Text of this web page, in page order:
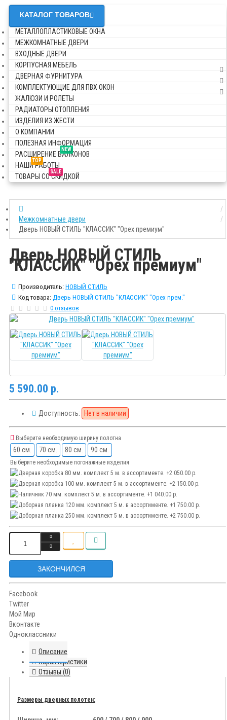
КАТАЛОГ ТОВАРОВ
МЕТАЛЛОПЛАСТИКОВЫЕ ОКНА
МЕЖКОМНАТНЫЕ ДВЕРИ
ВХОДНЫЕ ДВЕРИ
КОРПУСНАЯ МЕБЕЛЬ
ДВЕРНАЯ ФУРНИТУРА
КОМПЛЕКТУЮЩИЕ ДЛЯ ПВХ ОКОН
ЖАЛЮЗИ И РОЛЕТЫ
РАДИАТОРЫ ОТОПЛЕНИЯ
ИЗДЕЛИЯ ИЗ ЖЕСТИ
О КОМПАНИИ
ПОЛЕЗНАЯ ИНФОРМАЦИЯ
NEW
РАСШИРЕНИЕ БАЛКОНОВ
TOP
НАШИ РАБОТЫ
SALE
ТОВАРЫ СО СКИДКОЙ
Межкомнатные двери
Дверь НОВЫЙ СТИЛЬ "КЛАССИК" "Орех премиум"
Дверь НОВЫЙ СТИЛЬ
"КЛАССИК" "Орех премиум"
Производитель: НОВЫЙ СТИЛЬ
Код товара: Дверь НОВЫЙ СТИЛЬ "КЛАССИК" "Орех прем."
0 отзывов
5 590.00 р.
Доступность: Нет в наличии
Выберите необходимую ширину полотна
60 см. 70 см. 80 см. 90 см.
Выберите необходимые погонажные изделия
ЗАКОНЧИЛСЯ
Facebook
Twitter
Мой Мир
Вконтакте
Одноклассники
Описание
Характеристики
Отзывы (0)
Размеры дверных полотен: